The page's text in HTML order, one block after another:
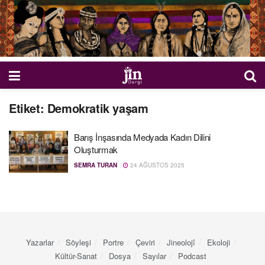
Etiket: Demokratik yaşam
Barış İnşasında Medyada Kadın Dilini
Oluşturmak
SEMRA TURAN 24 AĞUSTOS 2025
Yazarlar Söyleşi Portre Çeviri Jineolojî
Ekoloji
Kültür-Sanat
Dosya Sayılar Podcast